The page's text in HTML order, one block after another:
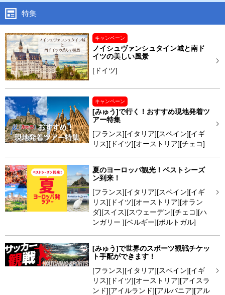
特集
キャンペーン
ノイシュヴァンシュタイン城と南ド
イツの美しい風景
[ドイツ]
キャンペーン
[みゅう]で行く！おすすめ現地発着ツ
アー特集
[フランス][イタリア][スペイン][イギ
リス][ドイツ][オーストリア][チェコ]
夏のヨーロッパ観光！ベストシーズ
ン到来！
[フランス][イタリア][スペイン][イギ
リス][ドイツ][オーストリア][オラン
ダ][スイス][スウェーデン][チェコ][ハ
ンガリー ][ベルギー][ポルトガル]
[みゅう]で世界のスポーツ観戦チケッ
ト手配ができます！
[フランス][イタリア][スペイン][イギ
リス][ドイツ][オーストリア][アイスラ
ンド][アイルランド][アルバニア][アル